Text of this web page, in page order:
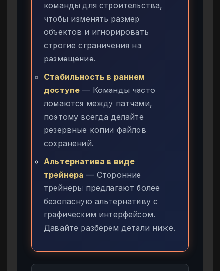
команды для строительства,
чтобы изменять размер
объектов и игнорировать
строгие ограничения на
размещение.
Стабильность в раннем
доступе — Команды часто
ломаются между патчами,
поэтому всегда делайте
резервные копии файлов
сохранений.
Альтернатива в виде
трейнера — Сторонние
трейнеры предлагают более
безопасную альтернативу с
графическим интерфейсом.
Давайте разберем детали ниже.